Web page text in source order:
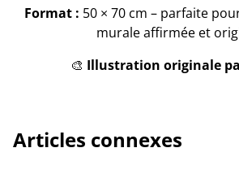
Format : 50 × 70 cm – parfaite
murale affirmée et
🎨 Illustration originale
Articles connexes